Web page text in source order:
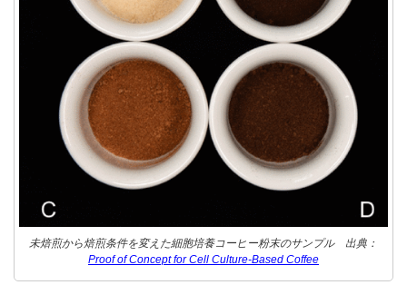
未焙煎から焙煎条件を変えた細胞培養コーヒー粉末のサンプル 出典：
Proof of Concept for Cell Culture-Based Coffee